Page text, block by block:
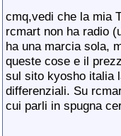
cmq,vedi che la mia
rcmart non ha radio
ha una marcia sola,
queste cose e il
sul sito kyosho italia
differenziali. Su
cui parli in spugna